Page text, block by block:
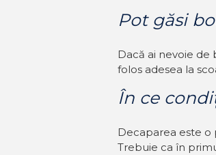
Pot găsi
Dacă ai nevoie de
folos adesea la
În ce
Decaparea este o
Trebuie ca în